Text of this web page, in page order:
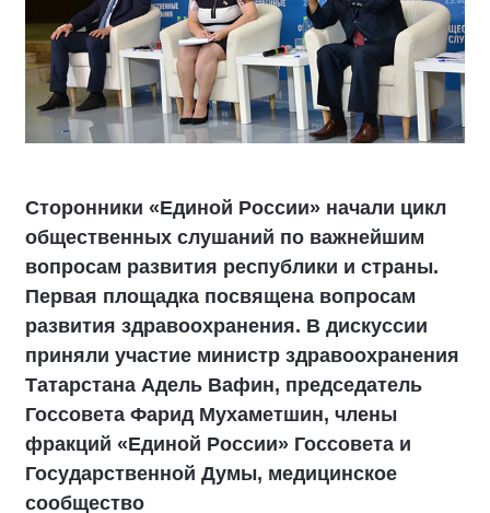
Сторонники «Единой России» начали цикл
общественных слушаний по важнейшим
вопросам развития республики и страны.
Первая площадка посвящена вопросам
развития здравоохранения. В дискуссии
приняли участие министр здравоохранения
Татарстана Адель Вафин, председатель
Госсовета Фарид Мухаметшин, члены
фракций «Единой России» Госсовета и
Государственной Думы, медицинское
сообщество